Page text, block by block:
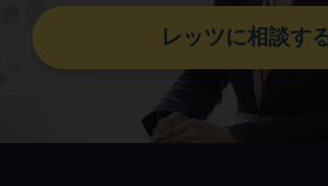
レッツに相談す